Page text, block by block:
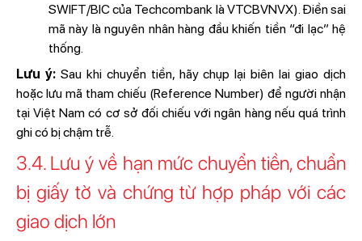
SWIFT/BIC của Techcombank là VTCBVNVX). Điền sai
mã này là nguyên nhân hàng đầu khiến tiền “đi lạc” hệ
thống.
Lưu ý:Sau khi chuyển tiền, hãy chụp lại biên lai giao dịch
hoặc lưu mã tham chiếu (Reference Number) để người nhận
tại Việt Nam có cơ sở đối chiếu với ngân hàng nếu quá trình
ghi có bị chậm trễ.
3.4. Lưu ý về hạn mức chuyển tiền, chuẩn
bị giấy tờ và chứng từ hợp pháp với các
giao dịch lớn